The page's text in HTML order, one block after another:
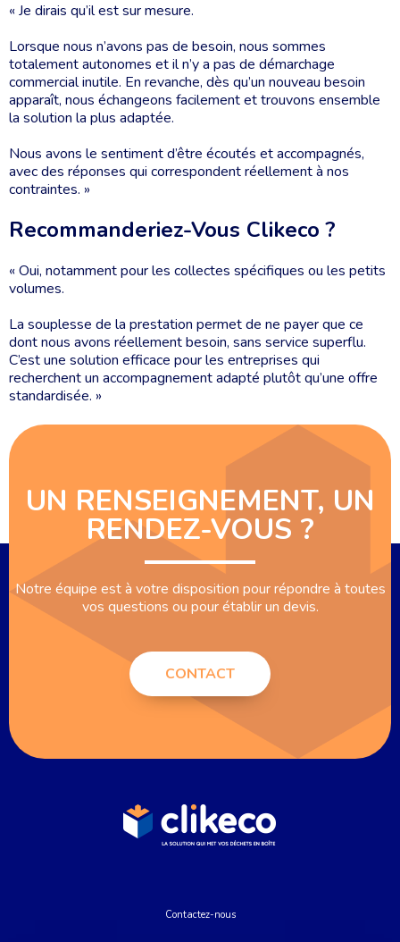
« Je dirais qu’il est sur mesure.
Lorsque nous n’avons pas de besoin, nous sommes
totalement autonomes et il n’y a pas de démarchage
commercial inutile. En revanche, dès qu’un nouveau besoin
apparaît, nous échangeons facilement et trouvons ensemble
la solution la plus adaptée.
Nous avons le sentiment d’être écoutés et accompagnés,
avec des réponses qui correspondent réellement à nos
contraintes. »
Recommanderiez-Vous Clikeco ?
« Oui, notamment pour les collectes spécifiques ou les petits
volumes.
La souplesse de la prestation permet de ne payer que ce
dont nous avons réellement besoin, sans service superflu.
C’est une solution efficace pour les entreprises qui
recherchent un accompagnement adapté plutôt qu’une offre
standardisée. »
UN RENSEIGNEMENT, UN
RENDEZ-VOUS ?
Notre équipe est à votre disposition pour répondre à toutes
vos questions ou pour établir un devis.
CONTACT
Contactez-nous